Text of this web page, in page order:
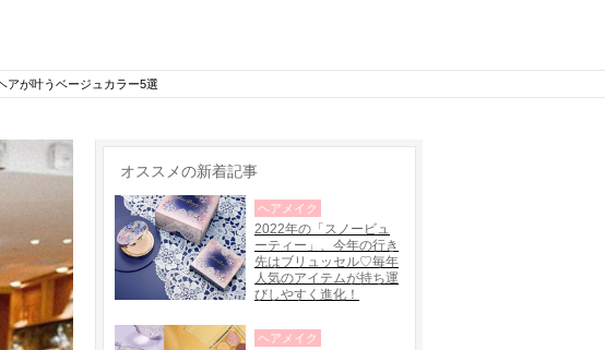
愛レシピ
アが叶うベージュカラー5選
オススメの新着記事
2022年の「スノービュ
ーティー」、今年の行き
先はブリュッセル♡毎年
人気のアイテムが持ち運
びしやすく進化！
ヘアメイク
ヘアメイク